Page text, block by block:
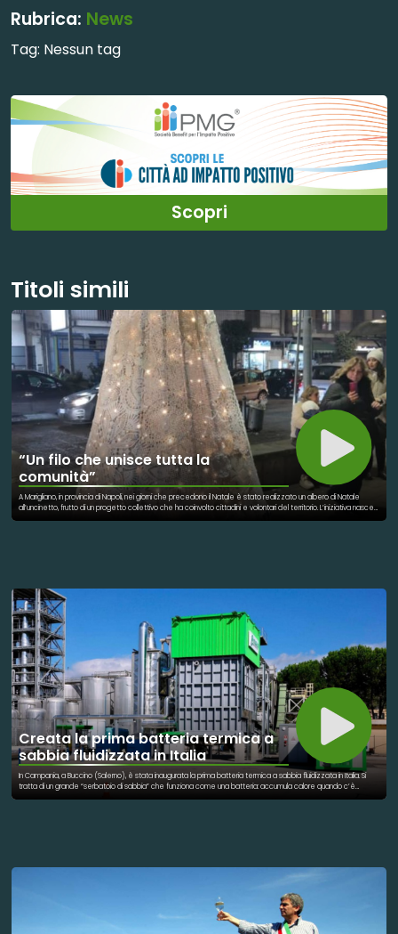
Rubrica: News
Tag: Nessun tag
Scopri
Titoli simili
“Un filo che unisce tutta la
comunità”
A Marigliano, in provincia di Napoli, nei giorni che precedono il Natale è stato realizzato un albero di Natale
all’uncinetto, frutto di un progetto collettivo che ha coinvolto cittadini e volontari del territorio. L’iniziativa nasce
generazioni e la condivisione di competenze. Esperienze simili sono presenti anche in altre città italiane,
dove l’utilizzo di tecniche artigianali viene spesso impiegato come strumento di aggregazione sociale e
valorizzazione del territorio. L’albero di Natale all’uncinetto realizzato a Marigliano si configura quindi come
un’iniziativa che unisce dimensione culturale e sociale, contribuendo a rafforzare i legami all’interno della
comunità durante il periodo natalizio. A promuovere l’iniziativa è stato il circolo PER Marigliano, su proposta di
Brigida La Marca, appassionata della nobile arte dell’uncinetto e che ha ideato il percorso artigianale, nato dal
desiderio di valorizzare il senso di appartenenza e di comunità.
Creata la prima batteria termica a
sabbia fluidizzata in Italia
In Campania, a Buccino (Salerno), è stata inaugurata la prima batteria termica a sabbia fluidizzata in Italia. Si
tratta di un grande “serbatoio di sabbia” che funziona come una batteria: accumula calore quando c’è
più di 500 tonnellate l’anno. Il progetto mostra che la tecnologia per sostituire i combustibili fossili esiste già ed